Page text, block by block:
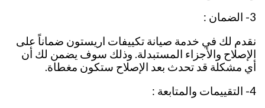
3- الضمان :
نقدم لك في خدمة صيانة تكييفات اريستون ضماناً على
الإصلاح والأجزاء المستبدلة. وذلك سوف يضمن لك أن
أي مشكلة قد تحدث بعد الإصلاح ستكون مغطاة.
4- التقييمات والمتابعة :